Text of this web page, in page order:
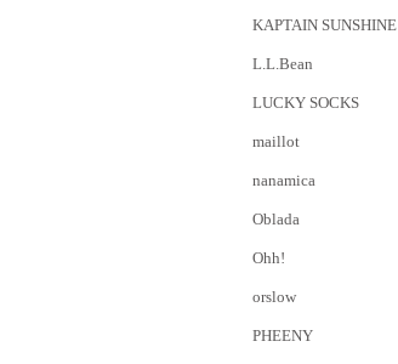
KAPTAIN SUNSHINE
L.L.Bean
LUCKY SOCKS
maillot
nanamica
Oblada
Ohh!
orslow
PHEENY